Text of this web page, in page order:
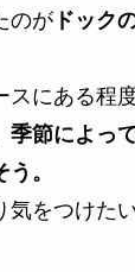
のがドック
にある程
季節によっ
。
をつけたい